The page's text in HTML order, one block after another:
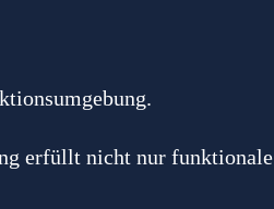
erfüllt nicht nur